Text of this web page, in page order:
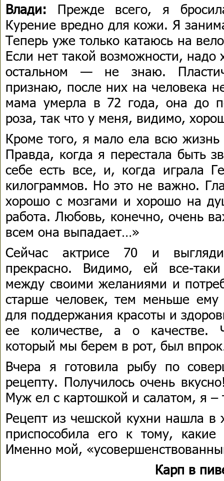
Влади: Прежде всего, я
Курение вредно для кожи. Я
Теперь уже только катаюсь на
Если нет такой возможности,
остальном — не знаю.
признаю, после них на человека
мама умерла в 72 года, она до
роза, так что у меня, видимо,
Кроме того, я мало ела всю
Правда, когда я перестала быть
себе есть все, и, когда играла
килограммов. Но это не важно.
хорошо с мозгами и хорошо на
работа. Любовь, конечно, очень
всем она выпадает…»
Сейчас актрисе 70 и
прекрасно. Видимо, ей все-
между своими желаниями и
старше человек, тем меньше ему
для поддержания красоты и
ее количестве, а о качестве.
который мы берем в рот, был
Вчера я готовила рыбу по
рецепту. Получилось очень
Муж ел с картошкой и салатом, я –
Рецепт из чешской кухни нашла в
приспособила его к тому,
Именно мой,
Карп в